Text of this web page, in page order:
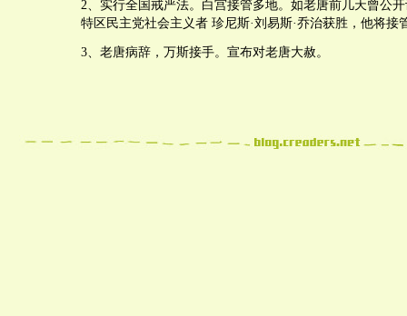
2、实行全国戒严法。白宫接管多地。如老唐前几天曾公
特区民主党社会主义者 珍尼斯·刘易斯·乔治获胜，他将接
3、老唐病辞，万斯接手。宣布对老唐大赦。